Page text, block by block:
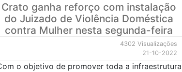
Crato ganha reforço com instalação
do Juizado de Violência Doméstica
contra Mulher nesta segunda-feira
4302 Visualizações
21-10-2022
o objetivo de promover toda a infraestrutura